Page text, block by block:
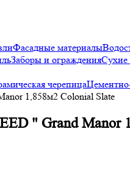
Фасадные материалы
Заборы и огражденияСухие
черепица
1,858м2 Colonial Slate
" Grand Manor